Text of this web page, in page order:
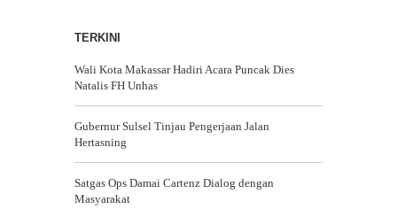
TERKINI
Wali Kota Makassar Hadiri Acara Puncak Dies
Natalis FH Unhas
Gubernur Sulsel Tinjau Pengerjaan Jalan
Hertasning
Satgas Ops Damai Cartenz Dialog dengan
Masyarakat